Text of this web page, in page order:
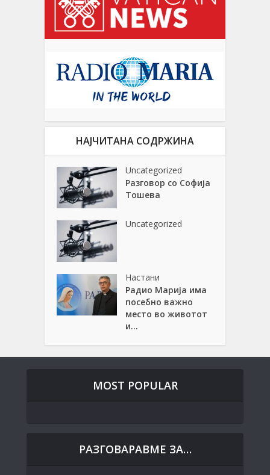
НАЈЧИТАНА СОДРЖИНА
Uncategorized
Разговор со Софија
Тошева
Uncategorized
Настани
Радио Марија има
посебно важно
место во животот
и...
MOST POPULAR
РАЗГОВАРАВМЕ ЗА…